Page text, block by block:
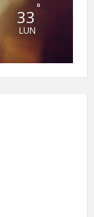
33 °
LUN